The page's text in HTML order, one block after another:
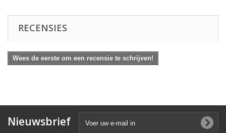
RECENSIES
Wees de eerste om een recensie te schrijven!
Nieuwsbrief